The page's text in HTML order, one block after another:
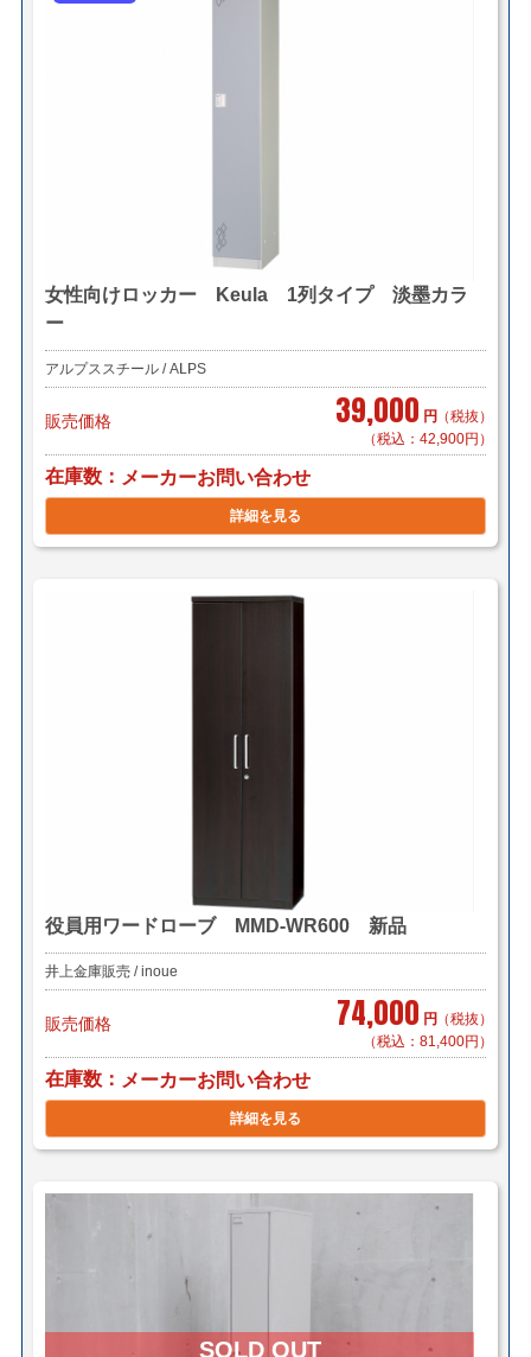
女性向けロッカー Keula 1列タイプ 淡墨カラ
ー
アルプススチール / ALPS
販売価格 39,000 円 （税抜）
（税込：42,900円）
在庫数 メーカーお問い合わせ
詳細を見る
役員用ワードローブ MMD-WR600 新品
井上金庫販売 / inoue
販売価格 74,000 円 （税抜）
（税込：81,400円）
在庫数 メーカーお問い合わせ
詳細を見る